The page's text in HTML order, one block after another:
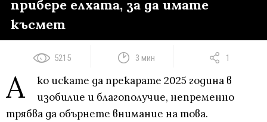
прибере елхата, за да имате
късмет
5215 3 мин 1
А
ко искате да прекарате 2025 година в
изобилие и благополучие, непременно
трябва да обърнете внимание на това.